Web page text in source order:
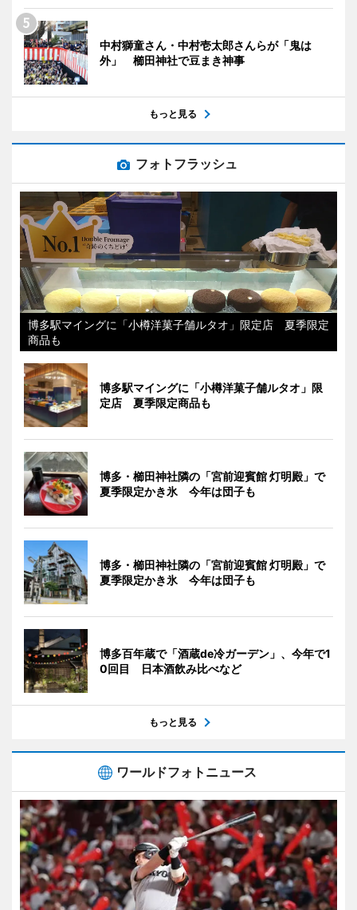
中村獅童さん・中村壱太郎さんらが「鬼は
外」 櫛田神社で豆まき神事
もっと見る
フォトフラッシュ
博多駅マイングに「小樽洋菓子舗ルタオ」限定店 夏季限定
商品も
博多駅マイングに「小樽洋菓子舗ルタオ」限
定店 夏季限定商品も
博多・櫛田神社隣の「宮前迎賓館 灯明殿」で
夏季限定かき氷 今年は団子も
博多・櫛田神社隣の「宮前迎賓館 灯明殿」で
夏季限定かき氷 今年は団子も
博多百年蔵で「酒蔵de冷ガーデン」、今年で1
0回目 日本酒飲み比べなど
もっと見る
ワールドフォトニュース